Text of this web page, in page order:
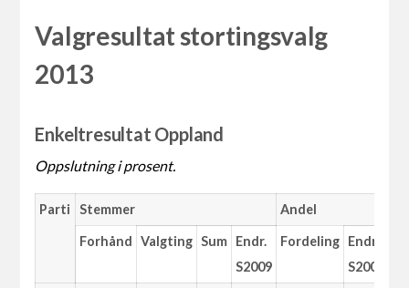
Valgresultat stortingsvalg
2013
Enkeltresultat Oppland
Oppslutning i prosent.
Parti Stemmer Andel
Forhånd Valgting Sum Endr.
S2009
Fordeling Endr.
S2009